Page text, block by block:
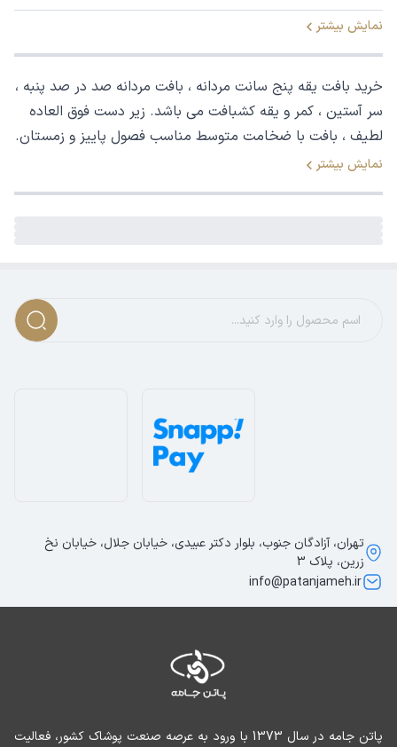
نمایش بیشتر
خرید بافت یقه پنج سانت مردانه ، بافت مردانه صد در صد پنبه ،
سر آستین ، کمر و یقه کشبافت می باشد. زیر دست فوق العاده
لطیف ، بافت با ضخامت متوسط مناسب فصول پاییز و زمستان.
نمایش بیشتر
تهران، آزادگان جنوب، بلوار دکتر عبیدی، خیابان جلال، خیابان نخ
زرین، پلاک 3
info@patanjameh.ir